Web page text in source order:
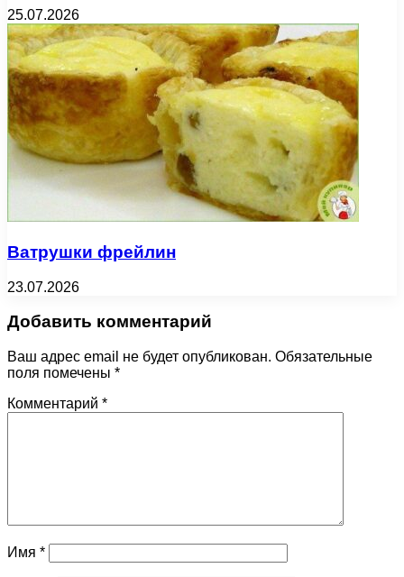
25.07.2026
Ватрушки фрейлин
23.07.2026
Добавить комментарий
Ваш адрес email не будет опубликован. Обязательные
поля помечены *
Комментарий *
Имя *